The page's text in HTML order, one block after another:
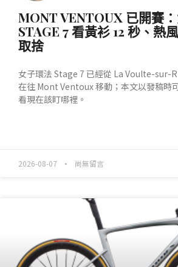
MONT VENTOUX 已開賽
STAGE 7 看黃衫 12 秒、熱
取捨
女子環法 Stage 7 已經從 La Voulte-sur-
在往 Mont Ventoux 移動；本文以發稿時
看現在該盯哪裡。
2026-08-07 尚無留言